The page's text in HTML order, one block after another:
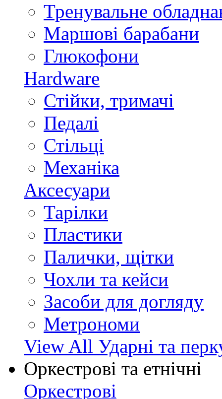
Тренувальне
Маршові барабани
Глюкофони
Hardware
Стійки, тримачі
Педалі
Стільці
Механіка
Аксесуари
Тарілки
Пластики
Палички, щітки
Чохли та кейси
Засоби для догляду
Метрономи
View All Ударні та
Оркестрові та етнічні
Оркестрові